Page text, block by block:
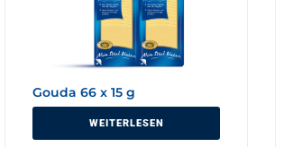
Gouda 66 x 15 g
WEITERLESEN